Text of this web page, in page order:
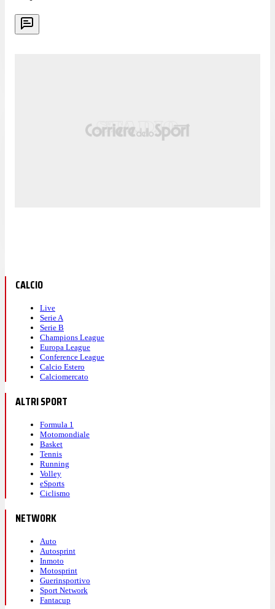
CALCIO
Live
Serie A
Serie B
Champions League
Europa League
Conference League
Calcio Estero
Calciomercato
ALTRI SPORT
Formula 1
Motomondiale
Basket
Tennis
Running
Volley
eSports
Ciclismo
NETWORK
Auto
Autosprint
Inmoto
Motosprint
Guerinsportivo
Sport Network
Fantacup